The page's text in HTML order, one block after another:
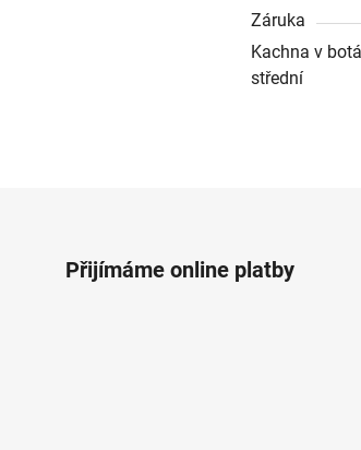
Záruka
Kachna v
střední
Přijímáme online platby